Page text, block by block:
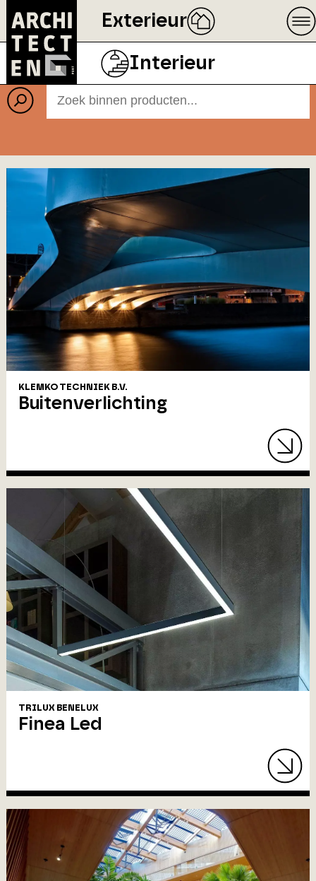
Exterieur
Interieur
Producten
KLEMKO TECHNIEK B.V.
Buitenverlichting
TRILUX BENELUX
Finea Led